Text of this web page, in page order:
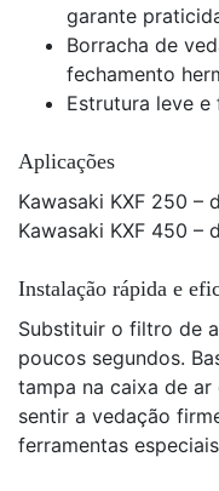
garante
Borracha de
fechamento
Estrutura leve e
Aplicações
Kawasaki KXF 250 –
Kawasaki KXF 450 –
Instalação rápida e
Substituir o filtro de
poucos segundos.
tampa na caixa de
sentir a vedação
ferramentas